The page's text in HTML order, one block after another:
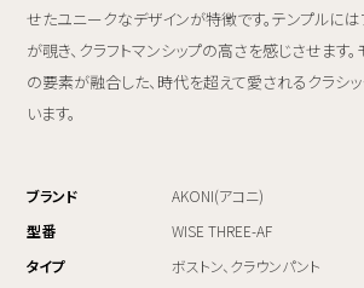
せたユニークなデザインが特徴です。テンプルには
が覗き、クラフトマンシップの高さを感じさせます
の要素が融合した、時代を超えて愛されるクラシ
います。
ブランド
AKONI(アコニ)
型番
WISE THREE-AF
タイプ
ボストン、クラウンパント